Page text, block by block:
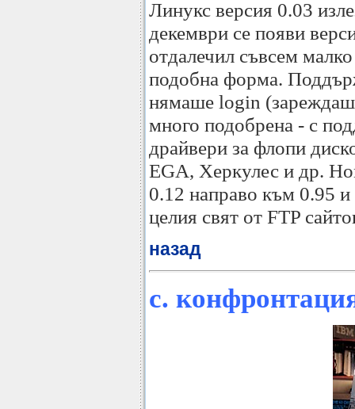
Линукс версия 0.03
декември се появи
отдалечил съвсем
подобна форма.
нямаше login
много подобрена - с
драйвери за флопи
EGA, Херкулес и др.
0.12 направо към 0.95
целия свят от FTP
назад
c.